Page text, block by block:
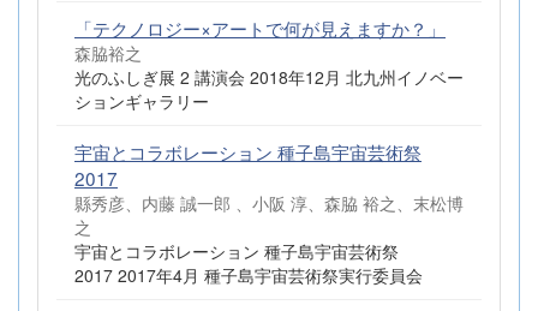
「テクノロジー×アートで何が見えますか？」
森脇裕之
光のふしぎ展 2 講演会 2018年12月 北九州イノベー
ションギャラリー
宇宙とコラボレーション 種子島宇宙芸術祭
2017
縣秀彦、内藤 誠一郎 、小阪 淳、森脇 裕之、末松博
之
宇宙とコラボレーション 種子島宇宙芸術祭
2017 2017年4月 種子島宇宙芸術祭実行委員会